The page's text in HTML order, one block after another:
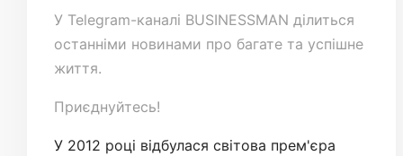
У Telegram-каналі BUSINESSMAN ділиться
останніми новинами про багате та успішне
життя.
Приєднуйтесь!
У 2012 році відбулася світова прем'єра